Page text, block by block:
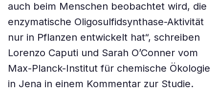
auch beim Menschen beobachtet wird, die
enzymatische Oligosulfidsynthase-Aktivität
nur in Pflanzen entwickelt hat“, schreiben
Lorenzo Caputi und Sarah O’Conner vom
Max-Planck-Institut für chemische Ökologie
in Jena in einem Kommentar zur Studie.